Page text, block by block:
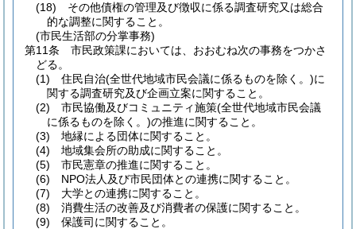
(18)
その他債権の管理及び徴収に係る調査研究又は総合
的な調整に関すること。
(市民生活部の分掌事務)
第11条
市民政策課においては、おおむね次の事務をつかさ
どる。
(1)
住民自治(全世代地域市民会議に係るものを除く。)に
関する調査研究及び企画立案に関すること。
(2)
市民協働及びコミュニティ施策(全世代地域市民会議
に係るものを除く。)の推進に関すること。
(3)
地縁による団体に関すること。
(4)
地域集会所の助成に関すること。
(5)
市民憲章の推進に関すること。
(6)
NPO法人及び市民団体との連携に関すること。
(7)
大学との連携に関すること。
(8)
消費生活の改善及び消費者の保護に関すること。
(9)
保護司に関すること。